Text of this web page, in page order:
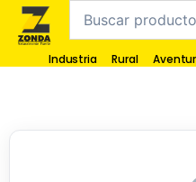
Industria Rural